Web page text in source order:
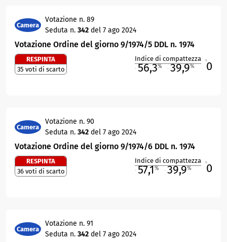
Camera
Votazione n. 89
Seduta n. 342 del 7 ago 2024
Votazione Ordine del giorno 9/1974/5 DDL n. 1974
RESPINTA
35 voti di scarto
Indice di compattezza
56,3% 39,9% 0
Camera
Votazione n. 90
Seduta n. 342 del 7 ago 2024
Votazione Ordine del giorno 9/1974/6 DDL n. 1974
RESPINTA
36 voti di scarto
Indice di compattezza
57,1% 39,9% 0
Camera
Votazione n. 91
Seduta n. 342 del 7 ago 2024